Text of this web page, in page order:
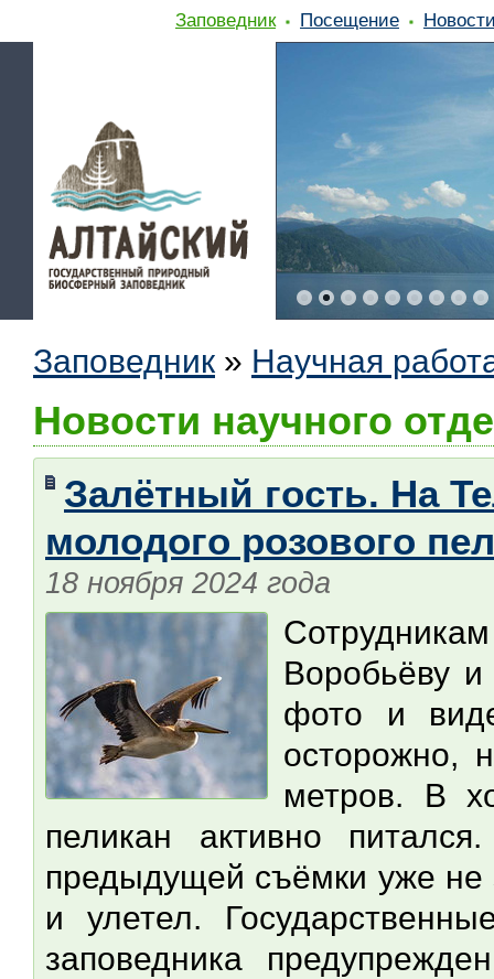
Заповедник Посещение
Заповедник » Научная
Новости научного
Залётный гость. На
молодого розового
18 ноября 2024 года
Воробьёву и
фото и
осторожно,
метров. В
пеликан активно
предыдущей съёмки уже не
и улетел.
заповедника